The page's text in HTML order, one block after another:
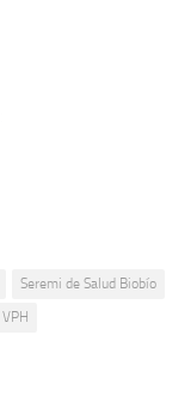
Seremi de Salud Biobío
VPH